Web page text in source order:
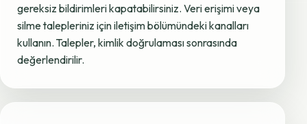
gereksiz bildirimleri kapatabilirsiniz. Veri erişimi veya
silme talepleriniz için iletişim bölümündeki kanalları
kullanın. Talepler, kimlik doğrulaması sonrasında
değerlendirilir.